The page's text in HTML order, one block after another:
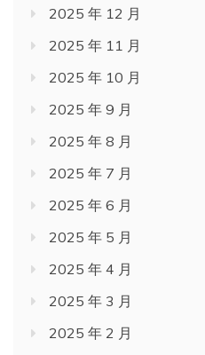
2025 年 12 月
2025 年 11 月
2025 年 10 月
2025 年 9 月
2025 年 8 月
2025 年 7 月
2025 年 6 月
2025 年 5 月
2025 年 4 月
2025 年 3 月
2025 年 2 月